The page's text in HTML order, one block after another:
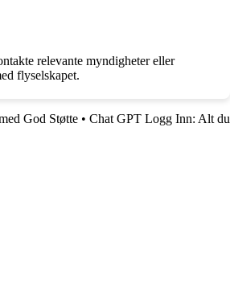
relevante myndigheter eller
flyselskapet.
God Støtte • Chat GPT Logg Inn: Alt du